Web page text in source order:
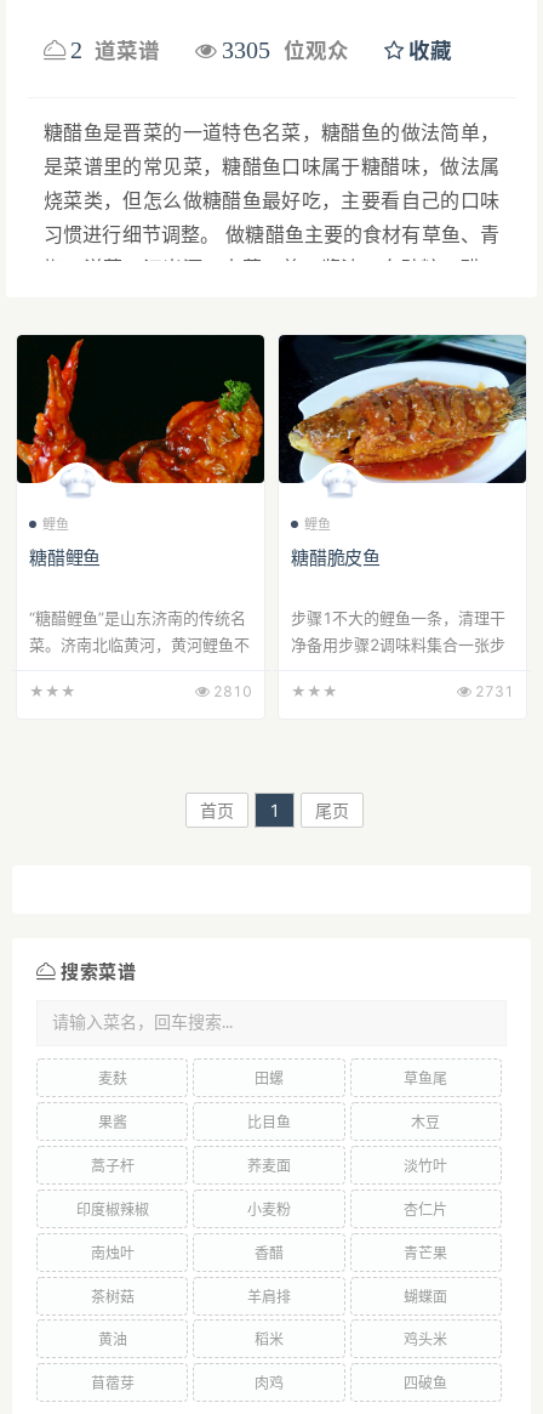
2 道菜谱 3305 位观众 收藏
糖醋鱼是晋菜的一道特色名菜，糖醋鱼的做法简单，
是菜谱里的常见菜，糖醋鱼口味属于糖醋味，做法属
烧菜类，但怎么做糖醋鱼最好吃，主要看自己的口味
习惯进行细节调整。 做糖醋鱼主要的食材有草鱼、青
椒、洋葱、江米酒、大葱、姜、酱油、白砂糖、醋、
山西省“十大晋菜”之一。 糖醋鱼味道独特、甜而不
腻、琥珀油亮、干香味美。无论是自家食用还是宴请
宾客，都是能够拿出手的一道家常菜品。
鲤鱼
糖醋鲤鱼
“糖醋鲤鱼”是山东济南的传统名
菜。济南北临黄河，黄河鲤鱼不
态可 爱，是宴会上的佳肴。
★★★ 2810
鲤鱼
糖醋脆皮鱼
步骤1不大的鲤鱼一条，清理干
净备用步骤2调味料集合一张步
将鱼线抽出，再鱼身上打上花
★★★ 2731
首页 1 尾页
搜索菜谱
麦麸 田螺 草鱼尾
果酱 比目鱼 木豆
蒿子杆 荞麦面 淡竹叶
印度椒辣椒 小麦粉 杏仁片
南烛叶 香醋 青芒果
茶树菇 羊肩排 蝴蝶面
黄油 稻米 鸡头米
苜蓿芽 肉鸡 四破鱼